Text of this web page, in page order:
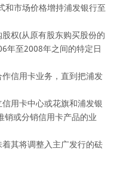
和市场价格增持浦发银行至
权(从原有股东购买股份的
年至2008年之间的特定日
信用卡业务，直到把浦发
用卡中心或花旗和浦发银
销或分销信用卡产品的业
其将调整入主广发行的砝